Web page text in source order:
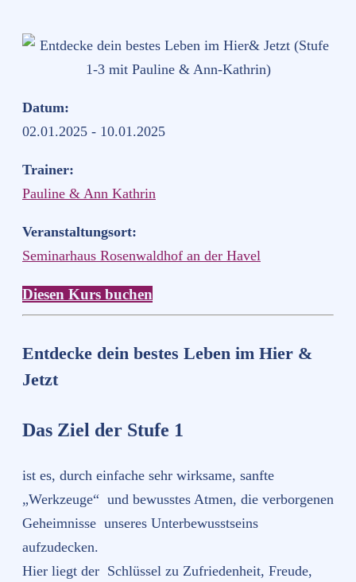
Datum:
02.01.2025 - 10.01.2025
Trainer:
Pauline & Ann Kathrin
Veranstaltungsort:
Seminarhaus Rosenwaldhof an der Havel
Diesen Kurs buchen
Entdecke dein bestes Leben im Hier &
Jetzt
Das Ziel der Stufe 1
ist es, durch einfache sehr wirksame, sanfte
„Werkzeuge“ und bewusstes Atmen, die verborgenen
Geheimnisse unseres Unterbewusstseins
aufzudecken.
Hier liegt der Schlüssel zu Zufriedenheit, Freude,